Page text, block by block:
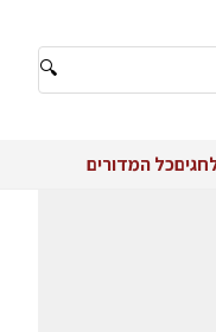
🔍
כל המדורים